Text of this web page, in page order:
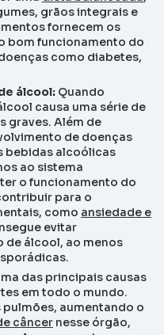
grãos integrais e
fornecem os
bom funcionamento do
como diabetes,
álcool: Quando
causa uma série de
graves. Além de
de doenças
bebidas alcoólicas
ao sistema
o funcionamento do
para o
como ansiedade e
evitar
de álcool, ao menos
das principais causas
em todo o mundo.
aumentando o
câncer nesse órgão,